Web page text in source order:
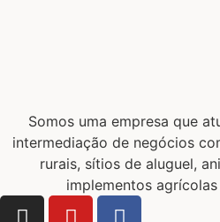
Somos uma empresa que
intermediação de negócios
rurais, sítios de aluguel,
implementos